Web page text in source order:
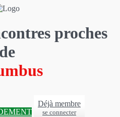
proches
de
Déjà membre
se connecter